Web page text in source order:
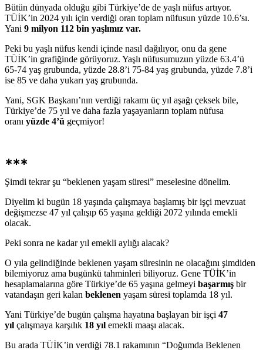
Bütün dünyada olduğu gibi Türkiye’de de yaşlı nüfus artıyor.
TÜİK’in 2024 yılı için verdiği oran toplam nüfusun yüzde 10.6’sı.
Yani 9 milyon 112 bin yaşlımız var.
Peki bu yaşlı nüfus kendi içinde nasıl dağılıyor, onu da gene
TÜİK’in grafiğinde görüyoruz. Yaşlı nüfusumuzun yüzde 63.4’ü
65-74 yaş grubunda, yüzde 28.8’i 75-84 yaş grubunda, yüzde 7.8’i
ise 85 ve daha yukarı yaş grubunda.
Yani, SGK Başkanı’nın verdiği rakamı üç yıl aşağı çeksek bile,
Türkiye’de 75 yıl ve daha fazla yaşayanların toplam nüfusa
oranı yüzde 4’ü geçmiyor!
∗∗∗
Şimdi tekrar şu “beklenen yaşam süresi” meselesine dönelim.
Diyelim ki bugün 18 yaşında çalışmaya başlamış bir işçi mevzuat
değişmezse 47 yıl çalışıp 65 yaşına geldiği 2072 yılında emekli
olacak.
Peki sonra ne kadar yıl emekli aylığı alacak?
O yıla gelindiğinde beklenen yaşam süresinin ne olacağını şimdiden
bilemiyoruz ama bugünkü tahminleri biliyoruz. Gene TÜİK’in
hesaplamalarına göre Türkiye’de 65 yaşına gelmeyi başarmış bir
vatandaşın geri kalan beklenen yaşam süresi toplamda 18 yıl.
Yani Türkiye’de bugün çalışma hayatına başlayan bir işçi 47
yıl çalışmaya karşılık 18 yıl emekli maaşı alacak.
Bu arada TÜİK’in verdiği 78.1 rakamının “Doğumda Beklenen